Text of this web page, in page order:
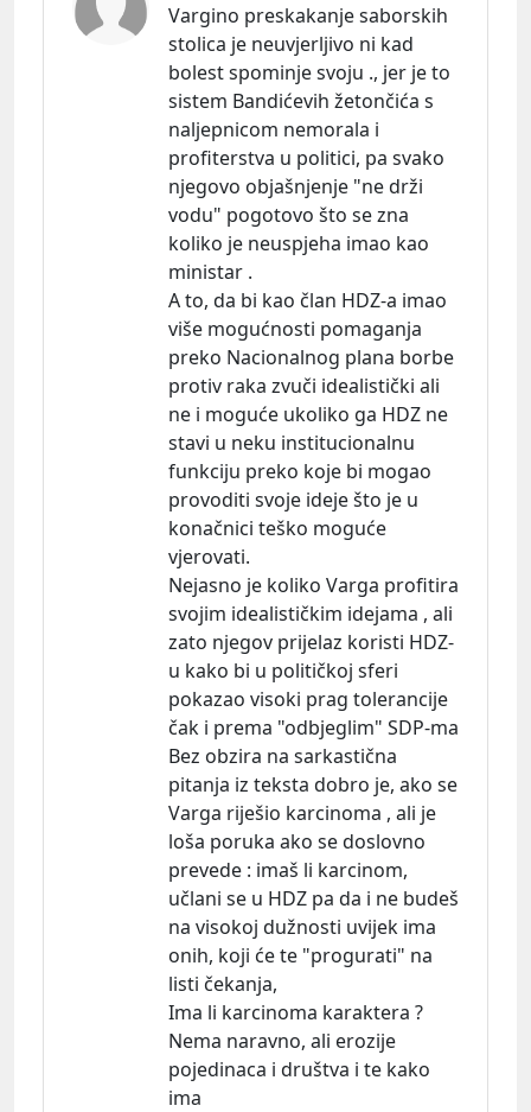
Vargino preskakanje saborskih
stolica je neuvjerljivo ni kad
bolest spominje svoju ., jer je to
sistem Bandićevih žetončića s
naljepnicom nemorala i
profiterstva u politici, pa svako
njegovo objašnjenje "ne drži
vodu" pogotovo što se zna
koliko je neuspjeha imao kao
ministar .
A to, da bi kao član HDZ-a imao
više mogućnosti pomaganja
preko Nacionalnog plana borbe
protiv raka zvuči idealistički ali
ne i moguće ukoliko ga HDZ ne
stavi u neku institucionalnu
funkciju preko koje bi mogao
provoditi svoje ideje što je u
konačnici teško moguće
vjerovati.
Nejasno je koliko Varga profitira
svojim idealističkim idejama , ali
zato njegov prijelaz koristi HDZ-
u kako bi u političkoj sferi
pokazao visoki prag tolerancije
čak i prema "odbjeglim" SDP-ma
Bez obzira na sarkastična
pitanja iz teksta dobro je, ako se
Varga riješio karcinoma , ali je
loša poruka ako se doslovno
prevede : imaš li karcinom,
učlani se u HDZ pa da i ne budeš
na visokoj dužnosti uvijek ima
onih, koji će te "progurati" na
listi čekanja,
Ima li karcinoma karaktera ?
Nema naravno, ali erozije
pojedinaca i društva i te kako
ima